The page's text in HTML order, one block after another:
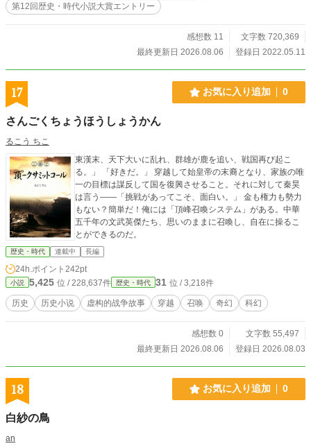
第12回歴史・時代小説大賞エントリー
感想数 11
文字数 720,369
最終更新日 2026.08.06
登録日 2022.05.11
17 お気に入り追加 0
さんごくちょうほうしょうかん
るこう ちこ
東漢末、天下大いに乱れ、群雄が鹿を追い、戦国再び起こ
る。」 「好きだ。」 穿越して始皇帝の末裔となり、家族の唯
一の目標は謀反して国を復興させること。それに対して秦昊
は言う——「挑戦があってこそ、面白い。」 金も権力も勢力
もない？簡単だ！俺には「頂峰召喚システム」がある。中華
五千年の文武英傑たち、思いのままに召喚し、自在に操るこ
とができるのだ。
歴史・時代 連載中 長編
24h.ポイント 242pt
小説 5,425 位 / 228,637件 歴史・時代 31 位 / 3,218件
历史 历史小说 虚构的战争故事 穿越 召唤 奇幻 科幻
感想数 0
文字数 55,497
最終更新日 2026.08.06
登録日 2026.08.03
18 お気に入り追加 0
白紗の鳥
an